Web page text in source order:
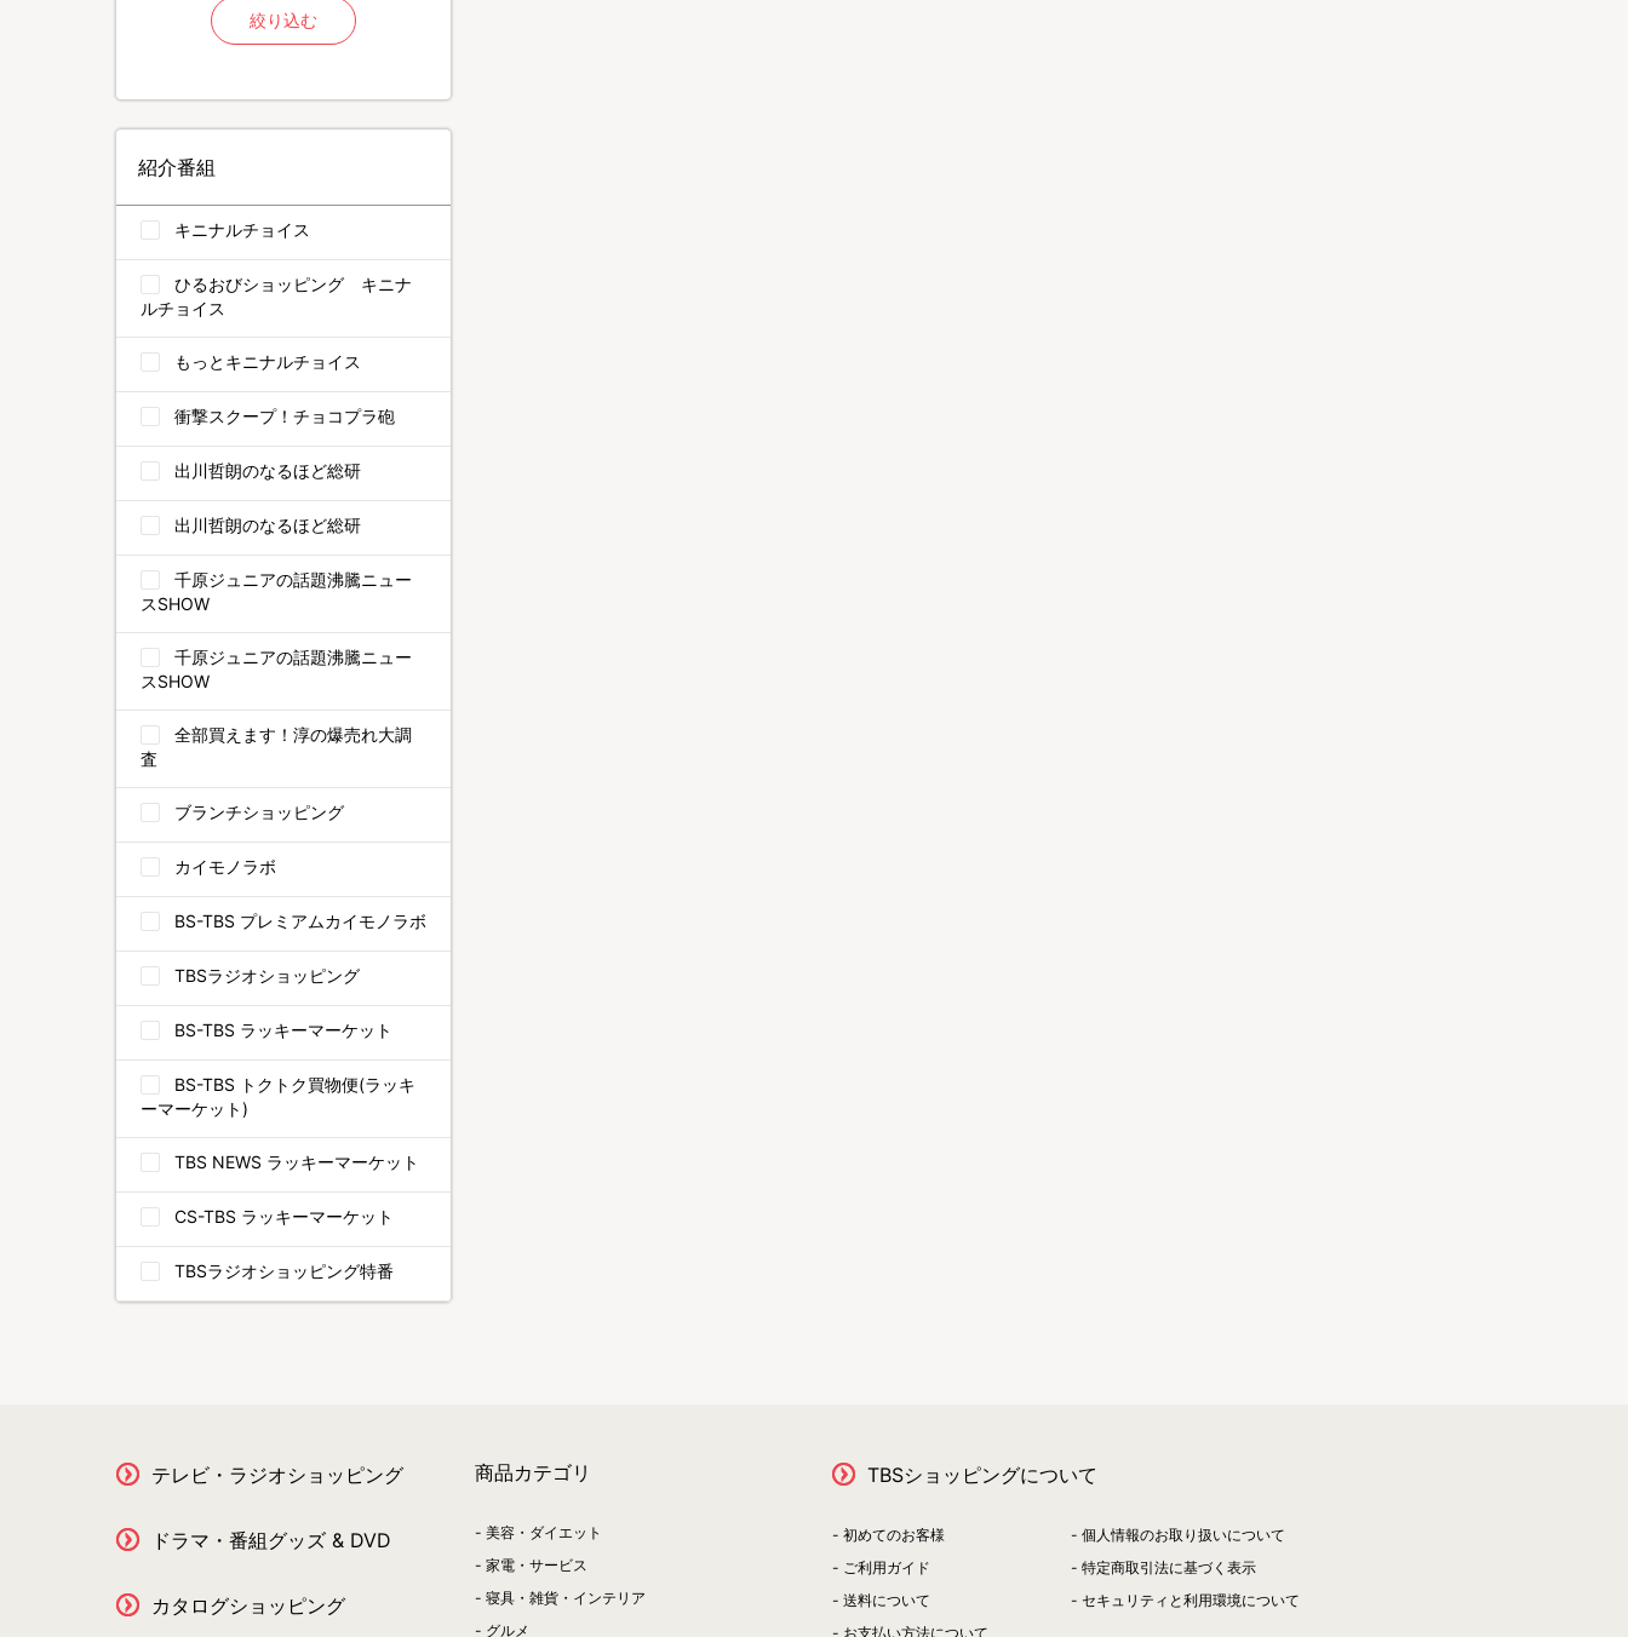
絞り込む
紹介番組
キニナルチョイス
ひるおびショッピング キニナ
ルチョイス
もっとキニナルチョイス
衝撃スクープ！チョコプラ砲
出川哲朗のなるほど総研
出川哲朗のなるほど総研
千原ジュニアの話題沸騰ニュー
スSHOW
千原ジュニアの話題沸騰ニュー
スSHOW
全部買えます！淳の爆売れ大調
査
ブランチショッピング
カイモノラボ
BS-TBS プレミアムカイモノラボ
TBSラジオショッピング
BS-TBS ラッキーマーケット
BS-TBS トクトク買物便(ラッキ
ーマーケット)
TBS NEWS ラッキーマーケット
CS-TBS ラッキーマーケット
TBSラジオショッピング特番
テレビ・ラジオショッピング
ドラマ・番組グッズ & DVD
カタログショッピング
商品カテゴリ
美容・ダイエット
家電・サービス
寝具・雑貨・インテリア
グルメ
TBSショッピングについて
初めてのお客様
ご利用ガイド
送料について
お支払い方法について
個人情報のお取り扱いについて
特定商取引法に基づく表示
セキュリティと利用環境について